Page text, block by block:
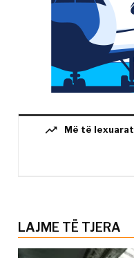
trending_up Më të lexuarat
LAJME TË TJERA